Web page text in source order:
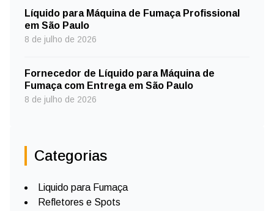
Líquido para Máquina de Fumaça Profissional
em São Paulo
8 de julho de 2026
Fornecedor de Líquido para Máquina de
Fumaça com Entrega em São Paulo
8 de julho de 2026
Categorias
Liquido para Fumaça
Refletores e Spots